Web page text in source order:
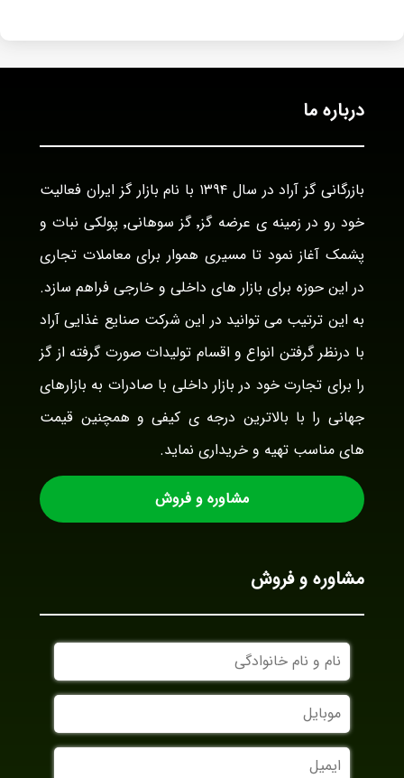
درباره ما
بازرگانی گز آراد در سال ۱۳۹۴ با نام بازار گز ایران فعالیت
خود رو در زمینه ی عرضه گز٬ گز سوهانی٬ پولکی نبات و
پشمک آغاز نمود تا مسیری هموار برای معاملات تجاری
در این حوزه برای بازار های داخلی و خارجی فراهم سازد.
به این ترتیب می توانید در این شرکت صنایع غذایی آراد
با درنظر گرفتن انواع و اقسام تولیدات صورت گرفته از گز
را برای تجارت خود در بازار داخلی با صادرات به بازارهای
جهانی را با بالاترین درجه ی کیفی و همچنین قیمت
های مناسب تهیه و خریداری نماید.
مشاوره و فروش
مشاوره و فروش
نام
و
نام
خانوادگی
موبایل
ایمیل